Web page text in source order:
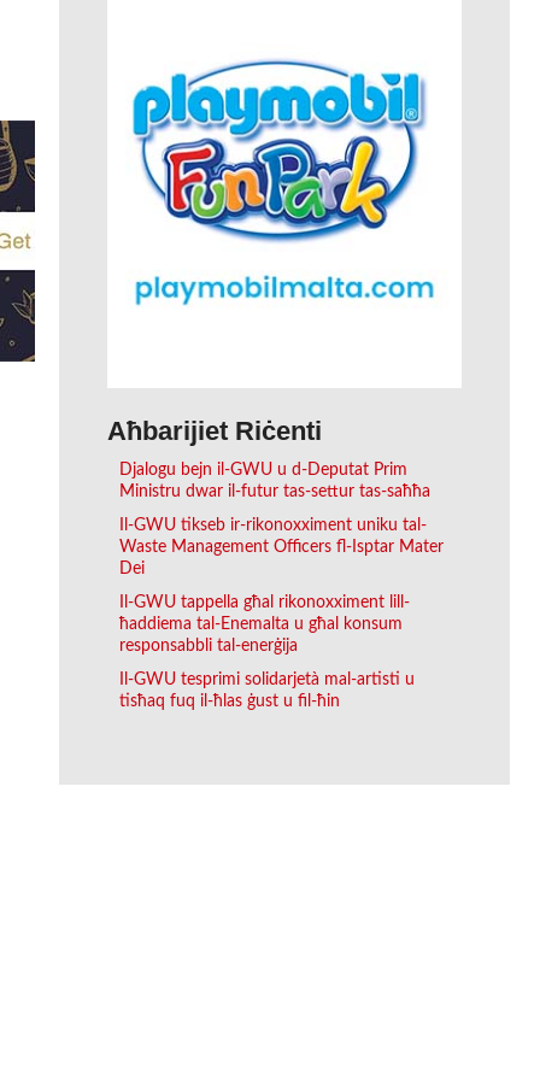
Aħbarijiet Riċenti
Djalogu bejn il-GWU u d-Deputat Prim
Ministru dwar il-futur tas-settur tas-saħħa
Il-GWU tikseb ir-rikonoxximent uniku tal-
Waste Management Officers fl-Isptar Mater
Dei
Il-GWU tappella għal rikonoxximent lill-
ħaddiema tal-Enemalta u għal konsum
responsabbli tal-enerġija
Il-GWU tesprimi solidarjetà mal-artisti u
tisħaq fuq il-ħlas ġust u fil-ħin